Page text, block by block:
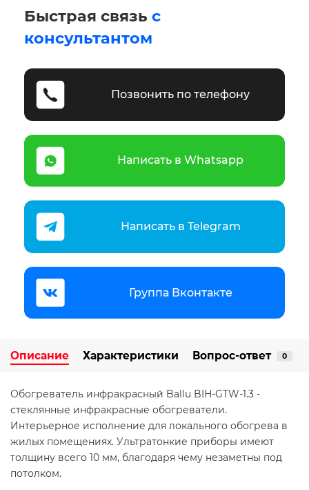
Быстрая связь с
консультантом
Позвонить по телефону
Написать в Whatsapp
Написать в Telegram
Группа Вконтакте
Описание Характеристики Вопрос-ответ 0
Обогреватель инфракрасный Ballu BIH-GTW-1.3 -
стеклянные инфракрасные обогреватели.
Интерьерное исполнение для локального обогрева в
жилых помещениях. Ультратонкие приборы имеют
толщину всего 10 мм, благодаря чему незаметны под
потолком.